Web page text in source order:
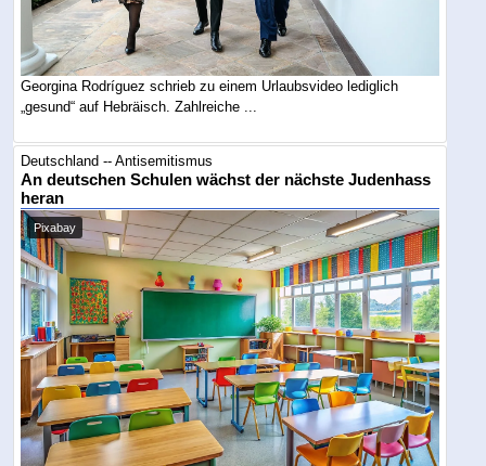
Georgina Rodríguez schrieb zu einem Urlaubsvideo lediglich
„gesund“ auf Hebräisch. Zahlreiche ...
Deutschland -- Antisemitismus
An deutschen Schulen wächst der nächste Judenhass
heran
Pixabay